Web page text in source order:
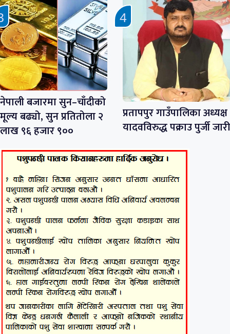
नेपाली बजारमा सुन–चाँदीको
मूल्य बढ्यो, सुन प्रतितोला २
लाख ९६ हजार ९००
प्रतापपुर गाउँपालिका अध्यक्ष
यादवविरुद्ध पक्राउ पुर्जी जारी